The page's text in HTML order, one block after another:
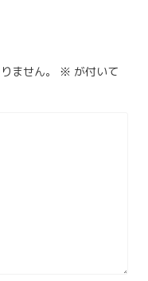
ません。 ※ が付いて